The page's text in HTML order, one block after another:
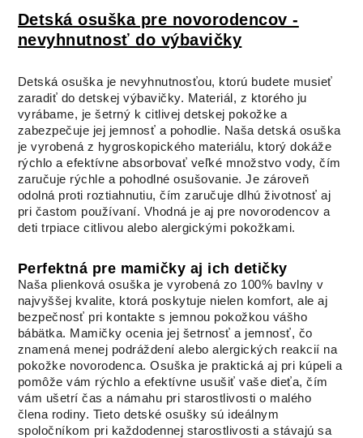
Detská osuška pre novorodencov -
nevyhnutnosť do výbavičky
Detská osuška je nevyhnutnosťou, ktorú budete musieť
zaradiť do detskej výbavičky. Materiál, z ktorého ju
vyrábame, je šetrný k citlivej detskej pokožke a
zabezpečuje jej jemnosť a pohodlie. Naša detská osuška
je vyrobená z hygroskopického materiálu, ktorý dokáže
rýchlo a efektívne absorbovať veľké množstvo vody, čím
zaručuje rýchle a pohodlné osušovanie. Je zároveň
odolná proti roztiahnutiu, čím zaručuje dlhú životnosť aj
pri častom používaní. Vhodná je aj pre novorodencov a
deti trpiace citlivou alebo alergickými pokožkami.
Perfektná pre mamičky aj ich detičky
Naša plienková osuška je vyrobená zo 100% bavlny v
najvyššej kvalite, ktorá poskytuje nielen komfort, ale aj
bezpečnosť pri kontakte s jemnou pokožkou vášho
bábätka. Mamičky ocenia jej šetrnosť a jemnosť, čo
znamená menej podráždení alebo alergických reakcií na
pokožke novorodenca. Osuška je praktická aj pri kúpeli a
pomôže vám rýchlo a efektívne usušiť vaše dieťa, čím
vám ušetrí čas a námahu pri starostlivosti o malého
člena rodiny. Tieto detské osušky sú ideálnym
spoločníkom pri každodennej starostlivosti a stávajú sa